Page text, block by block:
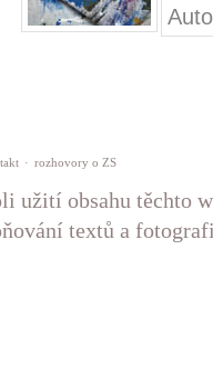
· rozhovory o ZS
užití obsahu těchto
textů a